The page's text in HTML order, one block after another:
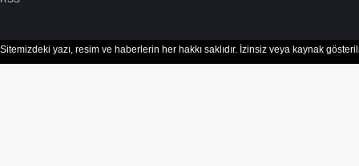
Sitemizdeki yazı, resim ve haberlerin her hakkı saklıdır. İzinsiz veya kaynak